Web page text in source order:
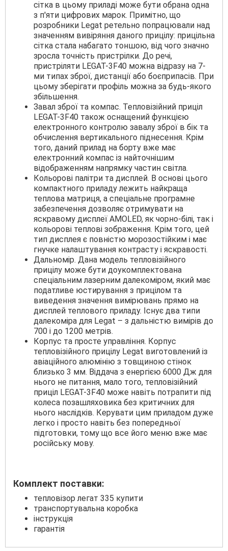
сітка в цьому приладі може бути обрана одна
з п'яти цифрових марок. Примітно, що
розробники Legat ретельно попрацювали над
значенням вивіряння даного прицілу: прицільна
сітка стала набагато тоншою, від чого значно
зросла точність пристрілки. До речі,
пристріляти LEGAT-3F40 можна відразу на 7-
ми типах зброї, дистанції або боєприпасів. При
цьому зберігати профіль можна за будь-якого
збільшення.
Завал зброї та компас. Тепловізійний приціл
LEGAT-3F40 також оснащений функцією
електронного контролю завалу зброї в бік та
обчислення вертикального піднесення. Крім
того, даний прилад на борту вже має
електронний компас із найточнішим
відображенням напрямку частин світла.
Кольорові палітри та дисплей. В основі цього
компактного приладу лежить найкраща
теплова матриця, а спеціальне програмне
забезпечення дозволяє отримувати на
яскравому дисплеї AMOLED, як чорно-білі, так і
кольорові теплові зображення. Крім того, цей
тип дисплея є повністю морозостійким і має
гнучке налаштування контрасту і яскравості.
Дальномір. Дана модель тепловізійного
прицілу може бути доукомплектована
спеціальним лазерним далекоміром, який має
податливе юстирування з прицілом та
виведення значення вимірювань прямо на
дисплей теплового приладу. Існує два типи
далекоміра для Legat – з дальністю вимірів до
700 і до 1200 метрів.
Корпус та просте управління. Корпус
тепловізійного прицілу Legat виготовлений із
авіаційного алюмінію з товщиною стінок
близько 3 мм. Віддача з енергією 6000 Дж для
нього не питання, мало того, тепловізійний
приціл LEGAT-3F40 може навіть потрапити під
колеса позашляховика без критичних для
нього наслідків. Керувати цим приладом дуже
легко і просто навіть без попередньої
підготовки, тому що все його меню вже має
російську мову.
Комплект поставки:
тепловізор легат 335 купити
транспортувальна коробка
інструкція
гарантія